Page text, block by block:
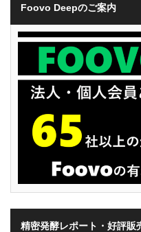
Foovo Deepのご案内
精密発酵レポート・好評販